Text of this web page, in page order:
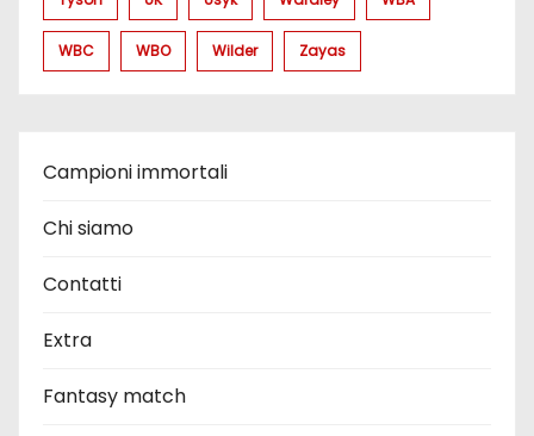
WBC WBO Wilder Zayas
Campioni immortali
Chi siamo
Contatti
Extra
Fantasy match